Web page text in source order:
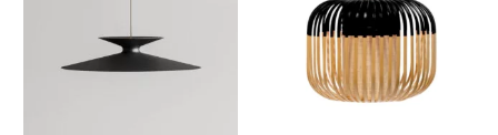
Długość przewodu: 300 cm,